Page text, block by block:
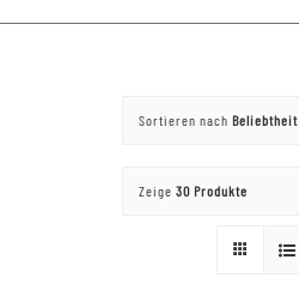
Sortieren nach Beliebtheit
Zeige 30 Produkte